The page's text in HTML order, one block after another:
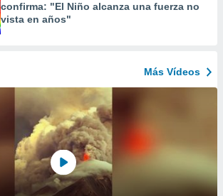
confirma: "El Niño alcanza una fuerza no
vista en años"
Más Vídeos